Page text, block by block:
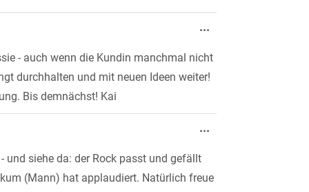
- auch wenn die Kundin manchmal nicht
durchhalten und mit neuen Ideen weiter!
Bis demnächst! Kai
...Diese
ein-/ausblenden.
und siehe da: der Rock passt und gefällt
(Mann) hat applaudiert. Natürlich freue
...Diese